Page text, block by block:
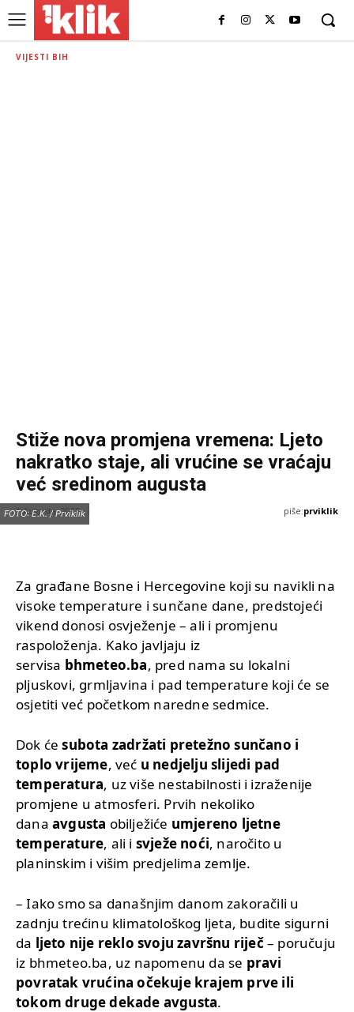
VIJESTI BIH
Stiže nova promjena vremena: Ljeto
nakratko staje, ali vrućine se vraćaju
već sredinom augusta
1 Augusta, 2025 piše:prviklik
FOTO: E.K. / Prviklik
Za građane Bosne i Hercegovine koji su navikli na
visoke temperature i sunčane dane, predstojeći
vikend donosi osvježenje – ali i promjenu
raspoloženja. Kako javljaju iz
servisa bhmeteo.ba, pred nama su lokalni
pljuskovi, grmljavina i pad temperature koji će se
osjetiti već početkom naredne sedmice.
Dok ćesubota zadržati pretežno sunčano i
toplo vrijeme, već u nedjelju slijedi pad
temperatura, uz više nestabilnosti i izraženije
promjene u atmosferi. Prvih nekoliko
dana avgusta obilježiće umjereno ljetne
temperature, ali i svježe noći, naročito u
planinskim i višim predjelima zemlje.
– Iako smo sa današnjim danom zakoračili u
zadnju trećinu klimatološkog ljeta, budite sigurni
da ljeto nije reklo svoju završnu riječ– poručuju
iz bhmeteo.ba, uz napomenu da se pravi
povratak vrućina očekuje krajem prve ili
tokom druge dekade avgusta.